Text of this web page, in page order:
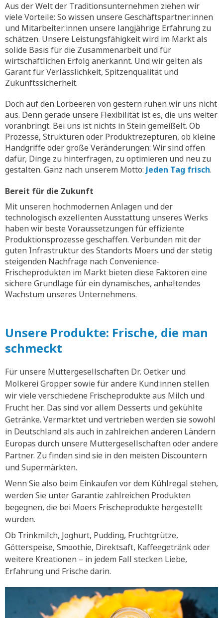
Aus der Welt der Traditionsunternehmen ziehen wir
viele Vorteile: So wissen unsere Geschäftspartner:innen
und Mitarbeiter:innen unsere langjährige Erfahrung zu
schätzen. Unsere Leistungsfähigkeit wird im Markt als
solide Basis für die Zusammenarbeit und für
wirtschaftlichen Erfolg anerkannt. Und wir gelten als
Garant für Verlässlichkeit, Spitzenqualität und
Zukunftssicherheit.
Doch auf den Lorbeeren von gestern ruhen wir uns nicht
aus. Denn gerade unsere Flexibilität ist es, die uns weiter
voranbringt. Bei uns ist nichts in Stein gemeißelt. Ob
Prozesse, Strukturen oder Produktrezepturen, ob kleine
Handgriffe oder große Veränderungen: Wir sind offen
dafür, Dinge zu hinterfragen, zu optimieren und neu zu
gestalten. Ganz nach unserem Motto: Jeden Tag frisch.
Bereit für die Zukunft
Mit unseren hochmodernen Anlagen und der
technologisch exzellenten Ausstattung unseres Werks
haben wir beste Voraussetzungen für effiziente
Produktionsprozesse geschaffen. Verbunden mit der
guten Infrastruktur des Standorts Moers und der stetig
steigenden Nachfrage nach Convenience-
Frischeprodukten im Markt bieten diese Faktoren eine
sichere Grundlage für ein dynamisches, anhaltendes
Wachstum unseres Unternehmens.
Unsere Produkte: Frische, die man
schmeckt
Für unsere Muttergesellschaften Dr. Oetker und
Molkerei Gropper sowie für andere Kund:innen stellen
wir viele verschiedene Frischeprodukte aus Milch und
Frucht her. Das sind vor allem Desserts und gekühlte
Getränke. Vermarktet und vertrieben werden sie sowohl
in Deutschland als auch in zahlreichen anderen Ländern
Europas durch unsere Muttergesellschaften oder andere
Partner. Zu finden sind sie in den meisten Discountern
und Supermärkten.
Wenn Sie also beim Einkaufen vor dem Kühlregal stehen,
werden Sie unter Garantie zahlreichen Produkten
begegnen, die bei Moers Frischeprodukte hergestellt
wurden.
Ob Trinkmilch, Joghurt, Pudding, Fruchtgrütze,
Götterspeise, Smoothie, Direktsaft, Kaffeegetränk oder
weitere Kreationen – in jedem Fall stecken Liebe,
Erfahrung und Frische darin.